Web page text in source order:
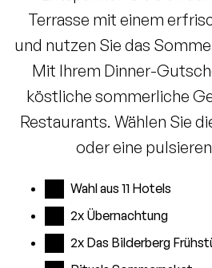
Terrasse mit einem
und nutzen Sie das
Mit Ihrem Dinner-
köstliche sommerliche
Restaurants. Wählen Sie
oder eine
Wahl aus 11 Hotels
2x Übernachtung
2x Das Bilderberg